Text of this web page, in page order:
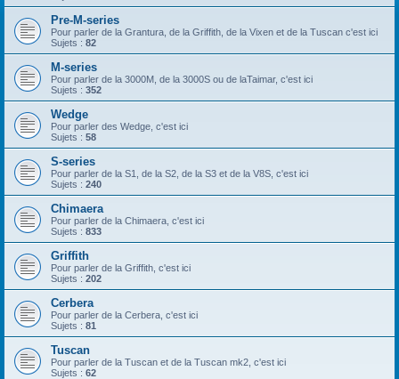
Pre-M-series
Pour parler de la Grantura, de la Griffith, de la Vixen et de la Tuscan c'est ici
Sujets : 82
M-series
Pour parler de la 3000M, de la 3000S ou de laTaimar, c'est ici
Sujets : 352
Wedge
Pour parler des Wedge, c'est ici
Sujets : 58
S-series
Pour parler de la S1, de la S2, de la S3 et de la V8S, c'est ici
Sujets : 240
Chimaera
Pour parler de la Chimaera, c'est ici
Sujets : 833
Griffith
Pour parler de la Griffith, c'est ici
Sujets : 202
Cerbera
Pour parler de la Cerbera, c'est ici
Sujets : 81
Tuscan
Pour parler de la Tuscan et de la Tuscan mk2, c'est ici
Sujets : 62